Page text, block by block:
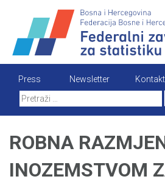
content
Press Newsletter
Kontakt
ROBNA
INOZEMSTVOM